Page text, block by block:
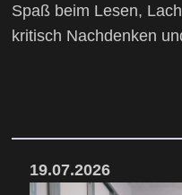
Spaß beim Lesen,
kritisch Nachdenken
19.07.2026